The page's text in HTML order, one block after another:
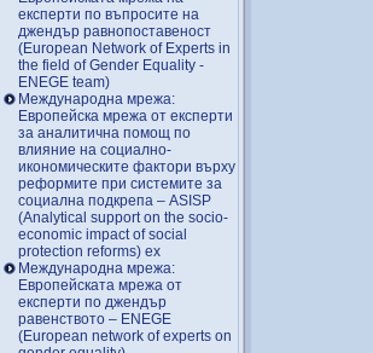
експерти по въпросите на
джендър равнопоставеност
(European Network of Experts in
the field of Gender Equality -
ENEGE team)
Международна мрежа:
Европейска мрежа от експерти
за аналитична помощ по
влияние на социално-
икономическите фактори върху
реформите при системите за
социална подкрепа – ASISP
(Analytical support on the socio-
economic impact of social
protection reforms) ex
Международна мрежа:
Европейската мрежа от
експерти по джендър
равенството – ENEGE
(European network of experts on